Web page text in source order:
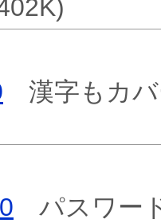
漢字もカバ
パスワー